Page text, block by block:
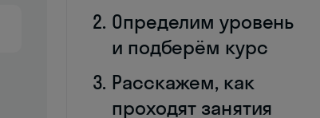
Определим уровень
и подберём курс
Расскажем, как
проходят занятия